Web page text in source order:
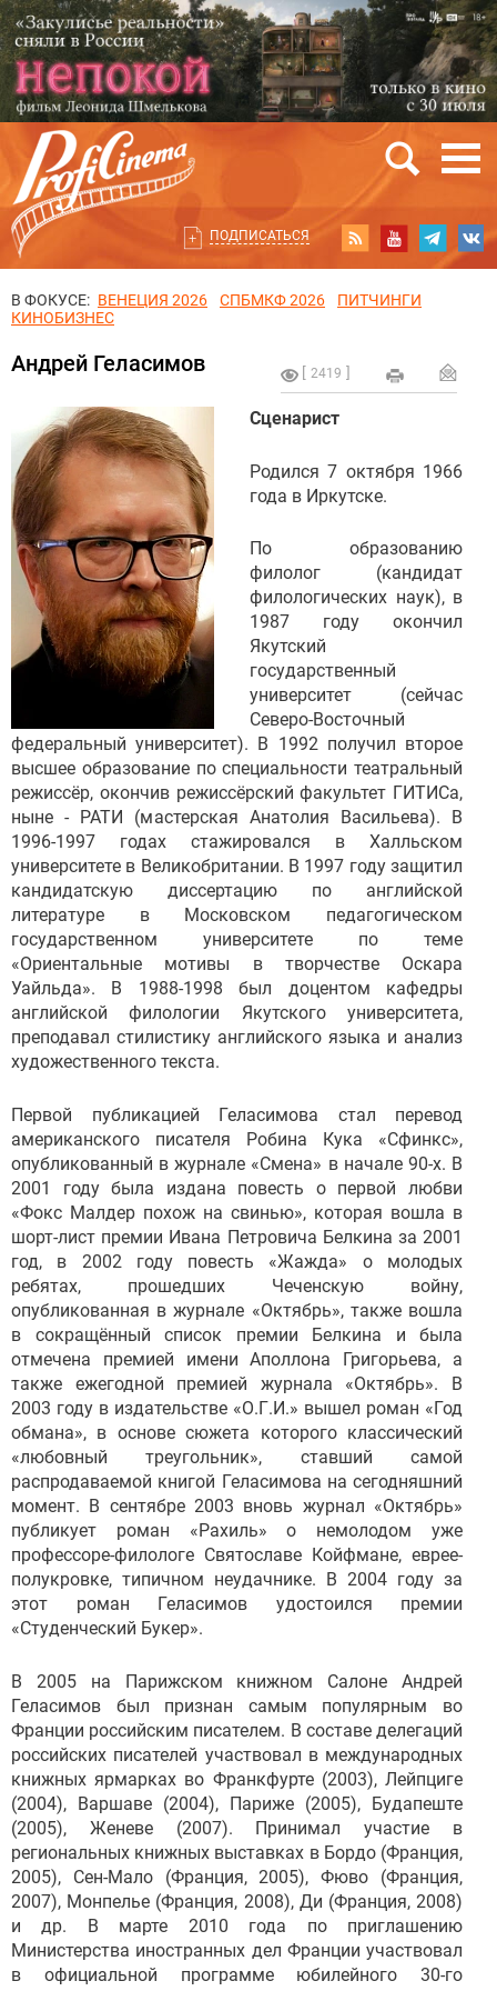
ПОДПИСАТЬСЯ
В ФОКУСЕ: ВЕНЕЦИЯ 2026 СПБМКФ 2026
ПИТЧИНГИ
КИНОБИЗНЕС
2419
Андрей Геласимов
Сценарист
Родился 7 октября 1966
года в Иркутске.
По образованию
филолог (кандидат
филологических наук), в
1987 году окончил
Якутский
государственный
университет (сейчас
Северо-Восточный
федеральный университет). В 1992 получил второе
высшее образование по специальности театральный
режиссёр, окончив режиссёрский факультет ГИТИСа,
ныне - РАТИ (мастерская Анатолия Васильева). В
1996-1997 годах стажировался в Халльском
университете в Великобритании. В 1997 году защитил
кандидатскую диссертацию по английской
литературе в Московском педагогическом
государственном университете по теме
«Ориентальные мотивы в творчестве Оскара
Уайльда». В 1988-1998 был доцентом кафедры
английской филологии Якутского университета,
преподавал стилистику английского языка и анализ
художественного текста.
Первой публикацией Геласимова стал перевод
американского писателя Робина Кука «Сфинкс»,
опубликованный в журнале «Смена» в начале 90-х. В
2001 году была издана повесть о первой любви
«Фокс Малдер похож на свинью», которая вошла в
шорт-лист премии Ивана Петровича Белкина за 2001
год, в 2002 году повесть «Жажда» о молодых
ребятах, прошедших Чеченскую войну,
опубликованная в журнале «Октябрь», также вошла
в сокращённый список премии Белкина и была
отмечена премией имени Аполлона Григорьева, а
также ежегодной премией журнала «Октябрь». В
2003 году в издательстве «О.Г.И.» вышел роман «Год
обмана», в основе сюжета которого классический
«любовный треугольник», ставший самой
распродаваемой книгой Геласимова на сегодняшний
момент. В сентябре 2003 вновь журнал «Октябрь»
публикует роман «Рахиль» о немолодом уже
профессоре-филологе Святославе Койфмане, еврее-
полукровке, типичном неудачнике. В 2004 году за
этот роман Геласимов удостоился премии
«Студенческий Букер».
В 2005 на Парижском книжном Салоне Андрей
Геласимов был признан самым популярным во
Франции российским писателем. В составе делегаций
российских писателей участвовал в международных
книжных ярмарках во Франкфурте (2003), Лейпциге
(2004), Варшаве (2004), Париже (2005), Будапеште
(2005), Женеве (2007). Принимал участие в
региональных книжных выставках в Бордо (Франция,
2005), Сен-Мало (Франция, 2005), Фюво (Франция,
2007), Монпелье (Франция, 2008), Ди (Франция, 2008)
и др. В марте 2010 года по приглашению
Министерства иностранных дел Франции участвовал
в официальной программе юбилейного 30-го